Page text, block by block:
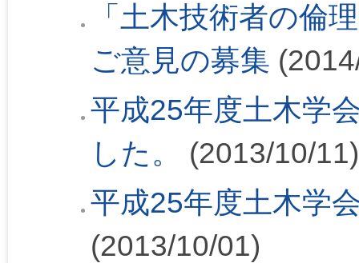
「土木技術者の倫
ご意見の募集
平成25年度土木学
した。
(2013/10/11)
平成25年度土木学
(2013/10/01)